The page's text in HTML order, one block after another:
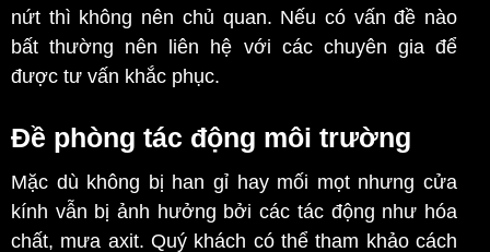
nứt thì không nên chủ quan. Nếu có vấn đề nào
bất thường nên liên hệ với các chuyên gia để
được tư vấn khắc phục.
Đề phòng tác động môi trường
Mặc dù không bị han gỉ hay mối mọt nhưng cửa
kính vẫn bị ảnh hưởng bởi các tác động như hóa
chất, mưa axit. Quý khách có thể tham khảo cách